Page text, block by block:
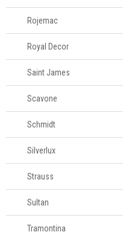
Rojemac
Royal Decor
Saint James
Scavone
Schmidt
Silverlux
Strauss
Sultan
Tramontina